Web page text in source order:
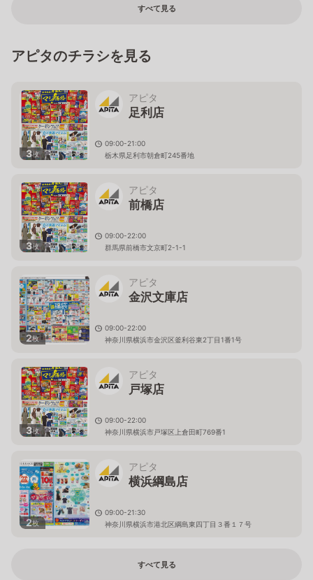
すべて見る
アピタのチラシを見る
3枚
アピタ
足利店
09:00-21:00
栃木県足利市朝倉町245番地
3枚
アピタ
前橋店
09:00-22:00
群馬県前橋市文京町2-1-1
2枚
アピタ
金沢文庫店
09:00-22:00
神奈川県横浜市金沢区釜利谷東2丁目1番1号
3枚
アピタ
戸塚店
09:00-22:00
神奈川県横浜市戸塚区上倉田町769番1
2枚
アピタ
横浜綱島店
09:00-21:30
神奈川県横浜市港北区綱島東四丁目３番１７号
すべて見る